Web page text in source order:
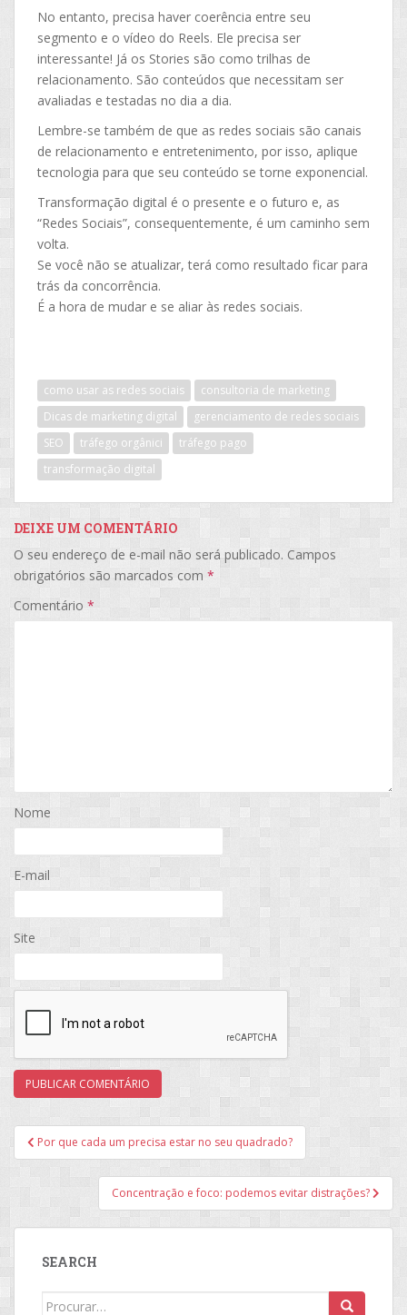
No entanto, precisa haver coerência entre seu
segmento e o vídeo do Reels. Ele precisa ser
interessante! Já os Stories são como trilhas de
relacionamento. São conteúdos que necessitam ser
avaliadas e testadas no dia a dia.
Lembre-se também de que as redes sociais são canais
de relacionamento e entretenimento, por isso, aplique
tecnologia para que seu conteúdo se torne exponencial.
Transformação digital é o presente e o futuro e, as
“Redes Sociais”, consequentemente, é um caminho sem
volta.
Se você não se atualizar, terá como resultado ficar para
trás da concorrência.
É a hora de mudar e se aliar às redes sociais.
como usar as redes sociais
consultoria de marketing
Dicas de marketing digital
gerenciamento de redes sociais
SEO
tráfego orgânici
tráfego pago
transformação digital
DEIXE UM COMENTÁRIO
O seu endereço de e-mail não será publicado. Campos
obrigatórios são marcados com *
Comentário *
Nome
E-mail
Site
Navegação
de
Por que cada um precisa estar no seu quadrado?
Concentração e foco: podemos evitar distrações?
SEARCH
Search